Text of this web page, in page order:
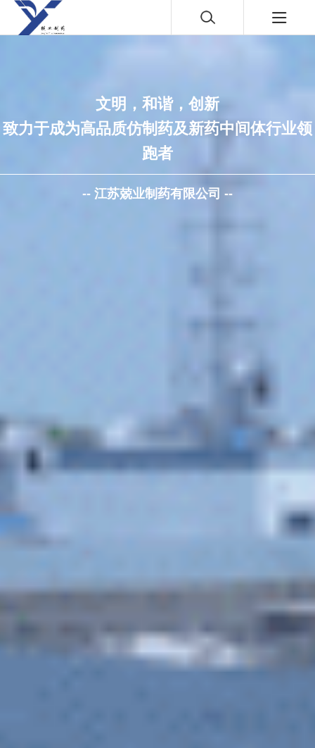
文明，和谐，创新
致力于成为高品质仿制药及新药中间体行业领
跑者
-- 江苏兢业制药有限公司 --